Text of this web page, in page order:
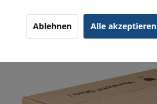
(9)4.33/5.00
Ablehnen Alle akzeptieren